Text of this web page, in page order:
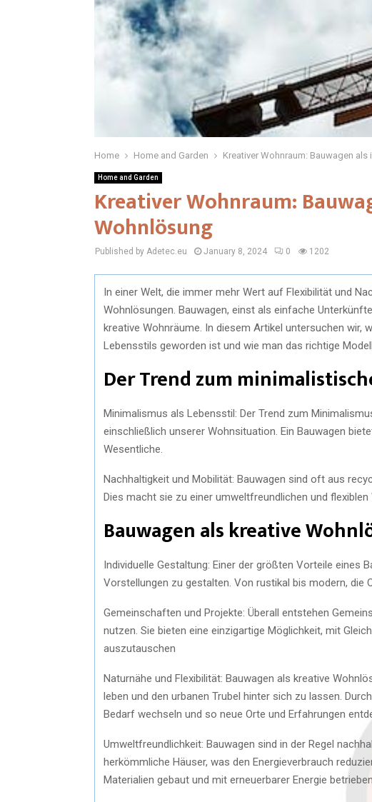
Home Home and Garden Kreativer Wohnraum: Bauwagen
Home and Garden
Kreativer Wohnraum:
Wohnlösung
Published by Adetec.eu January 8, 2024 0 1202
In einer Welt, die immer mehr Wert auf Flexibilität und
Wohnlösungen. Bauwagen, einst als einfache
kreative Wohnräume. In diesem Artikel untersuchen wir,
Lebensstils geworden ist und wie man das richtige
Der Trend zum
Minimalismus als Lebensstil: Der Trend zum
einschließlich unserer Wohnsituation. Ein Bauwagen
Wesentliche.
Nachhaltigkeit und Mobilität: Bauwagen sind oft aus
Dies macht sie zu einer umweltfreundlichen und flexiblen
Bauwagen als kreative
Individuelle Gestaltung: Einer der größten Vorteile eines
Vorstellungen zu gestalten. Von rustikal bis modern, die
Gemeinschaften und Projekte: Überall entstehen
nutzen. Sie bieten eine einzigartige Möglichkeit, mit
auszutauschen
Naturnähe und Flexibilität: Bauwagen als kreative
leben und den urbanen Trubel hinter sich zu lassen.
Bedarf wechseln und so neue Orte und Erfahrungen
Umweltfreundlichkeit: Bauwagen sind in der Regel
herkömmliche Häuser, was den Energieverbrauch
Materialien gebaut und mit erneuerbarer Energie